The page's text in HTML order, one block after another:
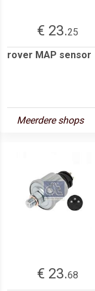
€ 23.25
rover MAP sensor
Meerdere shops
€ 23.68